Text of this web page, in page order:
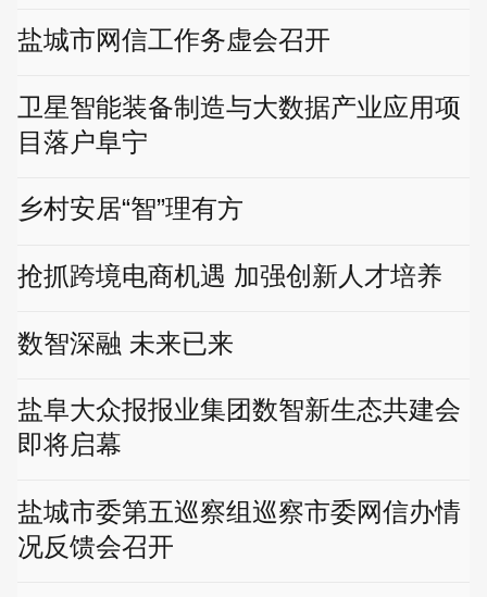
盐城市网信工作务虚会召开
卫星智能装备制造与大数据产业应用项
目落户阜宁
乡村安居“智”理有方
抢抓跨境电商机遇 加强创新人才培养
数智深融 未来已来
盐阜大众报报业集团数智新生态共建会
即将启幕
盐城市委第五巡察组巡察市委网信办情
况反馈会召开